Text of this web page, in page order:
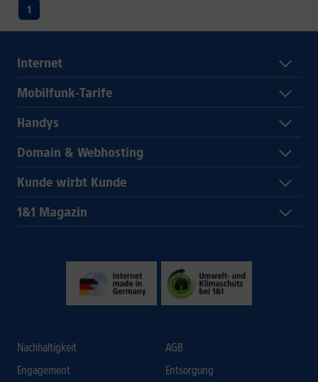
1
Internet
Mobilfunk-Tarife
Handys
Domain & Webhosting
Kunde wirbt Kunde
1&1 Magazin
Nachhaltigkeit
Engagement
AGB
Entsorgung